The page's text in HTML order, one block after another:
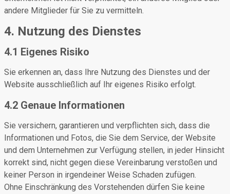
andere Mitglieder für Sie zu vermitteln.
4. Nutzung des Dienstes
4.1 Eigenes Risiko
Sie erkennen an, dass Ihre Nutzung des Dienstes und der
Website ausschließlich auf Ihr eigenes Risiko erfolgt.
4.2 Genaue Informationen
Sie versichern, garantieren und verpflichten sich, dass die
Informationen und Fotos, die Sie dem Service, der Website
und dem Unternehmen zur Verfügung stellen, in jeder Hinsicht
korrekt sind, nicht gegen diese Vereinbarung verstoßen und
keiner Person in irgendeiner Weise Schaden zufügen.
Ohne Einschränkung des Vorstehenden dürfen Sie keine